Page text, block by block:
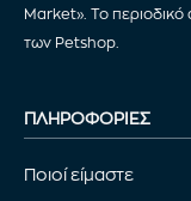
Market». Το περιοδικό
των Petshop.
ΠΛΗΡΟΦΟΡΙΕΣ
Ποιοί είμαστε